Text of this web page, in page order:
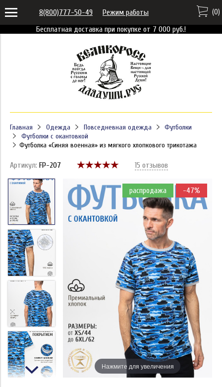
Бесплатная доставка при покупке от 7 000 руб.!
8(800)777-50-49 Режим работы (0)
Главная Одежда Повседневная одежда
Футболки
Футболки с окантовкой
Футболка «Синяя военная» из мягкого хлопкового трикотажа
Артикул: FP-207 15 отзывов
распродажа -47%
Нажмите для увеличения